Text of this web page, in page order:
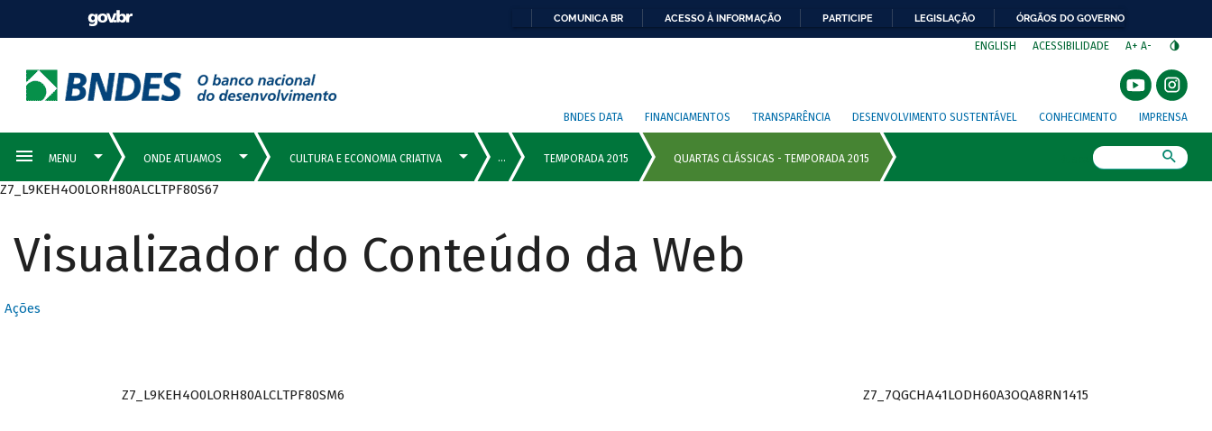
COMUNICA BR ACESSO À INFORMAÇÃO PARTICIPE LEGISLAÇÃO ÓRGÃOS DO GOVERNO
ENGLISH ACESSIBILIDADE A+ A-
BNDES DATA FINANCIAMENTOS TRANSPARÊNCIA DESENVOLVIMENTO SUSTENTÁVEL CONHECIMENTO IMPRENSA
Z7_L9KEH4O0LORH80ALCLTPF80S67
Visualizador do Conteúdo da Web
Ações
Z7_L9KEH4O0LORH80ALCLTPF80SM6 Z7_7QGCHA41LODH60A3OQA8RN1415